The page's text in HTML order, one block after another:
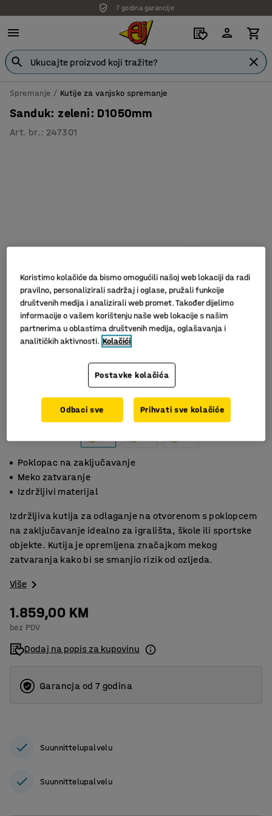
7 godina garancije
Spremanje Kutije za vanjsko spremanje
Sanduk: zeleni: D1050mm
Art. br. : 247301
Poklopac na zaključavanje
Meko zatvaranje
Izdržljivi materijal
Izdržljiva kutija za odlaganje na otvorenom s poklopcem
na zaključavanje idealno za igrališta, škole ili sportske
objekte. Kutija je opremljena značajkom mekog
zatvaranja kako bi se smanjio rizik od ozljeda.
Više
1.859,00 KM
bez PDV
Dodaj na popis za kupovinu
Garancja od 7 godina
Suunnittelupalvelu
Suunnittelupalvelu
Koristimo kolačiće da bismo omogućili našoj web lokaciji da radi
pravilno, personalizirali sadržaj i oglase, pružali funkcije
društvenih medija i analizirali web promet. Također dijelimo
informacije o vašem korištenju naše web lokacije s našim
partnerima u oblastima društvenih medija, oglašavanja i
analitičkih aktivnosti. Kolačići
Postavke kolačića
Odbaci sve Prihvati sve kolačiće